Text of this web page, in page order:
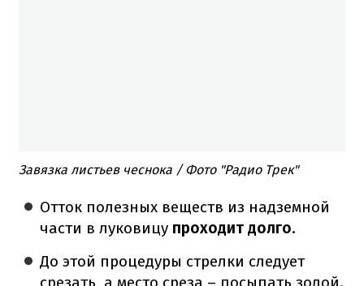
Завязка листьев чеснока / Фото "Радио Трек"
Отток полезных веществ из надземной
части в луковицу проходит долго.
До этой процедуры стрелки следует